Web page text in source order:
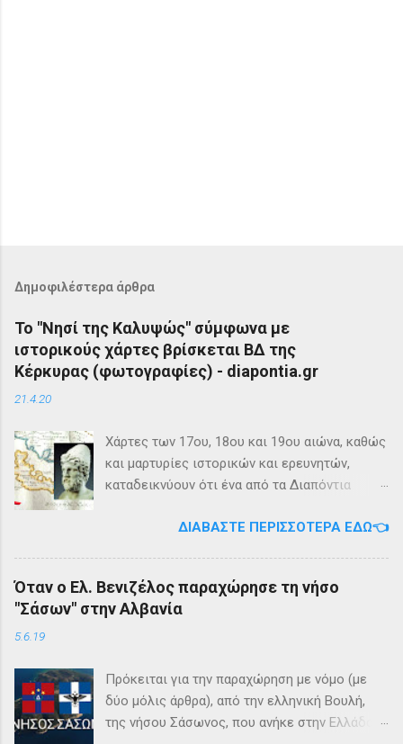
Δημοφιλέστερα άρθρα
Το "Νησί της Καλυψώς" σύμφωνα με
ιστορικούς χάρτες βρίσκεται ΒΔ της
Κέρκυρας (φωτογραφίες) - diapontia.gr
21.4.20
Χάρτες των 17ου, 18ου και 19ου αιώνα, καθώς
και μαρτυρίες ιστορικών και ερευνητών,
καταδεικνύουν ότι ένα από τα Διαπόντια
γνωστό με την ονομασία Ωγυγία ή «Νησί της
τη τοπική μυθιστορία των Διαποντίων Νήσων
που αναφέρει ότι κατά την αρχαιότητα οι
μεγάλη σπηλιά. Σπηλιά Καλυψώς - Οθωνοί Η
θέση της Σπηλιάς της Καλυψώς, νοτιοδυτικοί
Οθωνοι Σύμφωνα με το μύθο, ο Οδυσσέας
ΔΙΑΒΆΣΤΕ ΠΕΡΙΣΣΌΤΕΡΑ ΕΔΏ👈
Όταν ο Ελ. Βενιζέλος παραχώρησε τη νήσο
"Σάσων" στην Αλβανία
5.6.19
Πρόκειται για την παραχώρηση με νόμο (με
δύο μόλις άρθρα), από την ελληνική Βουλή,
της νήσου Σάσωνος, που ανήκε στην Ελλάδα